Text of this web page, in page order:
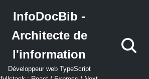
InfoDocBib -
Architecte de
l'information
Développeur web TypeScript